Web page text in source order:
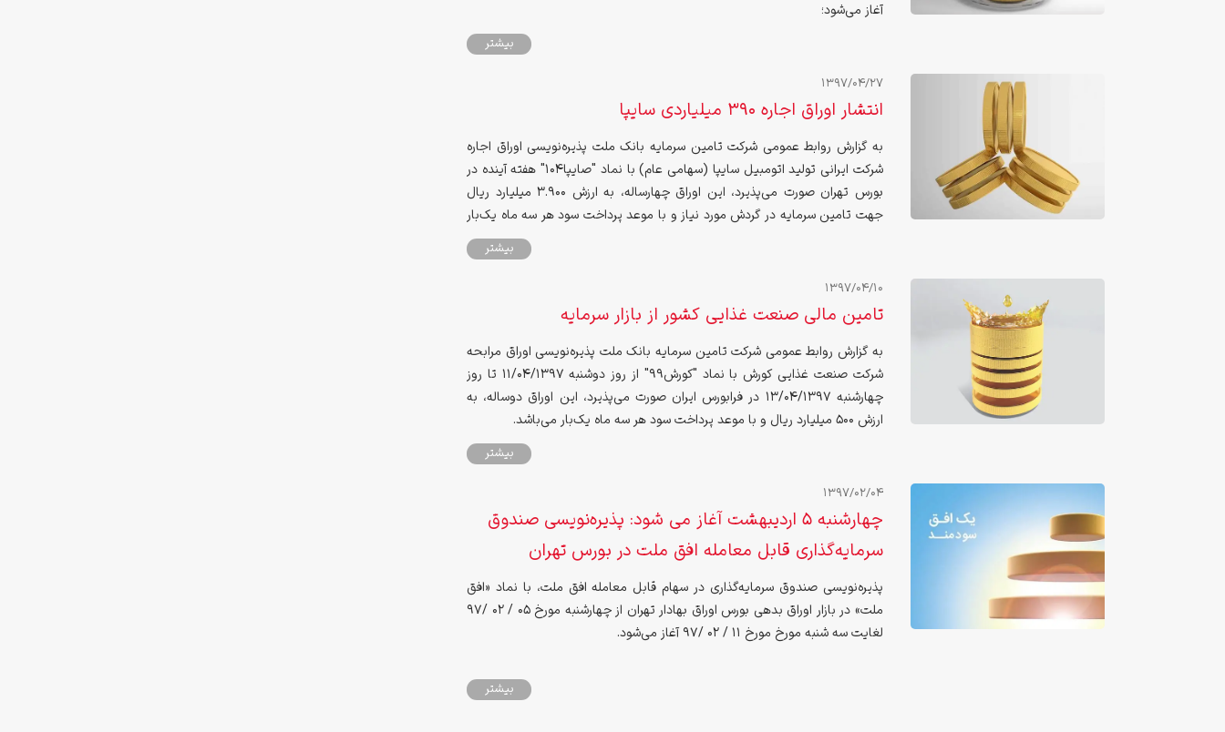
آغاز می‌شود؛
بیشتر
1397/04/27
انتشار اوراق اجاره 390 میلیاردی سایپا
به گزارش روابط عمومی شرکت تامین سرمایه بانک ملت پذیره‌نویسی اوراق اجاره
شرکت ایرانی تولید اتومبیل سایپا (سهامی عام) با نماد "صایپا104" هفته آینده در
بورس تهران صورت می‌پذیرد، این اوراق چهارساله، به ارزش 3.900 میلیارد ریال
جهت تامین سرمایه در گردش مورد نیاز و با موعد پرداخت سود هر سه ماه یک‌بار
بیشتر
1397/04/10
تامین مالی صنعت غذایی کشور از بازار سرمایه
به گزارش روابط عمومی شرکت تامین سرمایه بانک ملت پذیره‌نویسی اوراق مرابحه
شرکت صنعت غذایی کورش با نماد "کورش99" از روز دوشنبه 11/04/1397 تا روز
چهارشنبه 13/04/1397 در فرابورس ایران صورت می‌پذیرد، این اوراق دوساله، به
ارزش 500 میلیارد ریال و با موعد پرداخت سود هر سه ماه یک‌بار می‌باشد.
بیشتر
1397/02/04
چهارشنبه 5 اردیبهشت آغاز می شود: پذیره‌نویسی صندوق
سرمایه‌گذاری قابل معامله افق ملت در بورس تهران
پذیره‌نویسی صندوق سرمایه‌گذاری در سهام قابل معامله افق ملت، با نماد «افق
ملت» در بازار اوراق بدهی بورس اوراق بهادار تهران از چهارشنبه مورخ 05 / 02 /97
لغایت سه شنبه مورخ مورخ 11 / 02 /97 آغاز می‌شود.
بیشتر